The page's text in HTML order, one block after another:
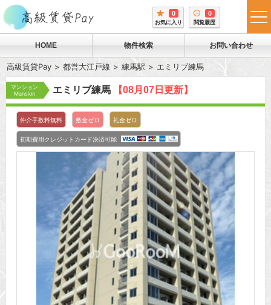
0
お気に入り
0
閲覧履歴
HOME 物件検索 お問い合わせ
高級賃貸Pay 都営大江戸線 練馬駅 エミリブ練馬
マンション
Mansion
エミリブ練馬 【08月07日更新】
仲介手数料無料 敷金ゼロ 礼金ゼロ
初期費用クレジットカード決済可能